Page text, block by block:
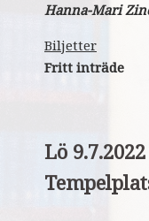
Hanna-Mari
Biljetter
Fritt inträde
Lö